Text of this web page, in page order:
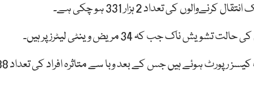
انہوں نے بتایا کہ کراچی میں کورونا کے 102